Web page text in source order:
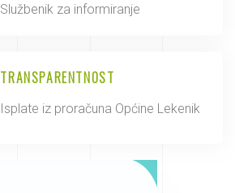
Službenik za informiranje
TRANSPARENTNOST
Isplate iz proračuna Općine Lekenik